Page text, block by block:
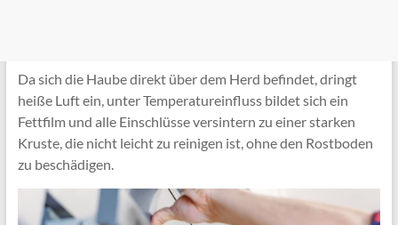
Da sich die Haube direkt über dem Herd befindet, dringt
heiße Luft ein, unter Temperatureinfluss bildet sich ein
Fettfilm und alle Einschlüsse versintern zu einer starken
Kruste, die nicht leicht zu reinigen ist, ohne den Rostboden
zu beschädigen.